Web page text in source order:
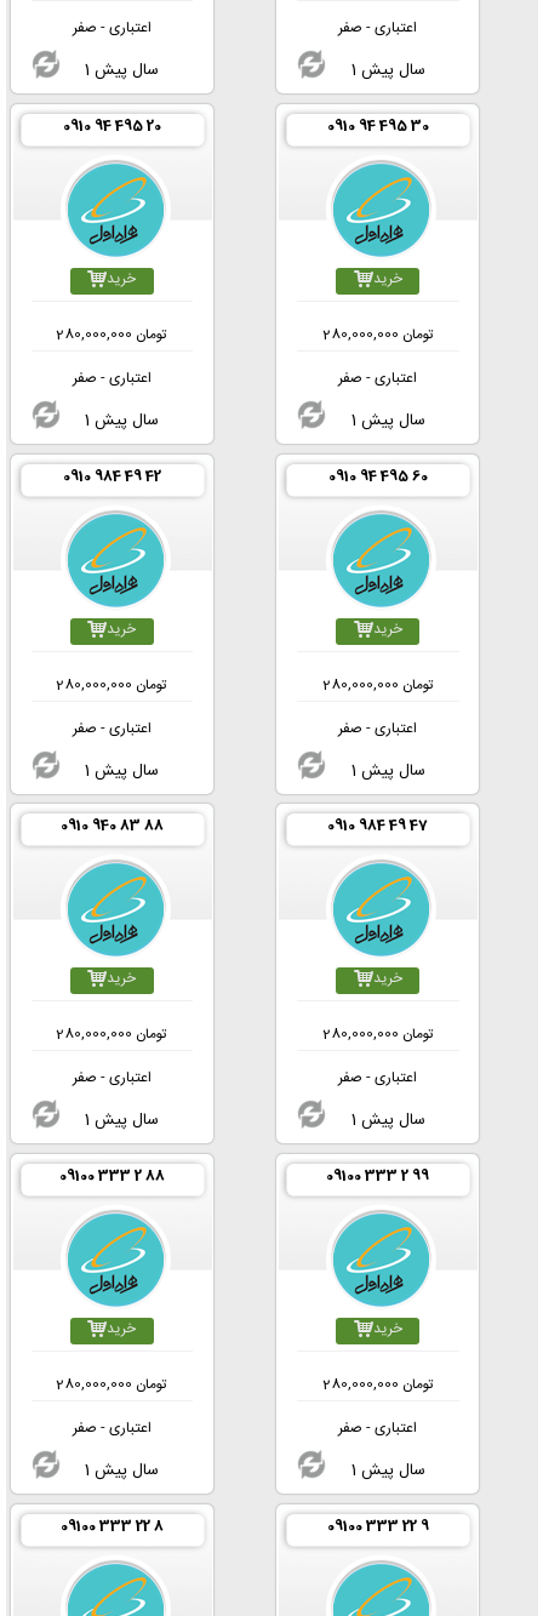
اعتباری - صفر
1 سال پیش
اعتباری - صفر
1 سال پیش
0910 94 495 30
خرید
280,000,000 تومان
اعتباری - صفر
1 سال پیش
0910 94 495 20
خرید
280,000,000 تومان
اعتباری - صفر
1 سال پیش
0910 94 495 60
خرید
280,000,000 تومان
اعتباری - صفر
1 سال پیش
0910 984 49 42
خرید
280,000,000 تومان
اعتباری - صفر
1 سال پیش
0910 984 49 47
خرید
280,000,000 تومان
اعتباری - صفر
1 سال پیش
0910 940 83 88
خرید
280,000,000 تومان
اعتباری - صفر
1 سال پیش
09100 333 2 99
خرید
280,000,000 تومان
اعتباری - صفر
1 سال پیش
09100 333 2 88
خرید
280,000,000 تومان
اعتباری - صفر
1 سال پیش
09100 333 22 9
09100 333 22 8